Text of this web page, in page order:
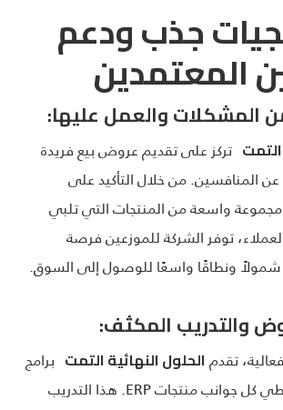
جذب ودعم
المعتمدين
المشكلات والعمل عليها:
تركز على تقديم عروض بيع فريدة
عن المنافسين. من خلال التأكيد على
ومجموعة واسعة من المنتجات التي تلبي
توفر الشركة للموزعين فرصة
شمولاً ونطاقًا واسعًا للوصول إلى السوق.
والتدريب المكثف:
تقدمالحلول النهائية التمت برامج
تدريبية شاملة تغطي كل جوانب منتجات ERP. هذا التدريب